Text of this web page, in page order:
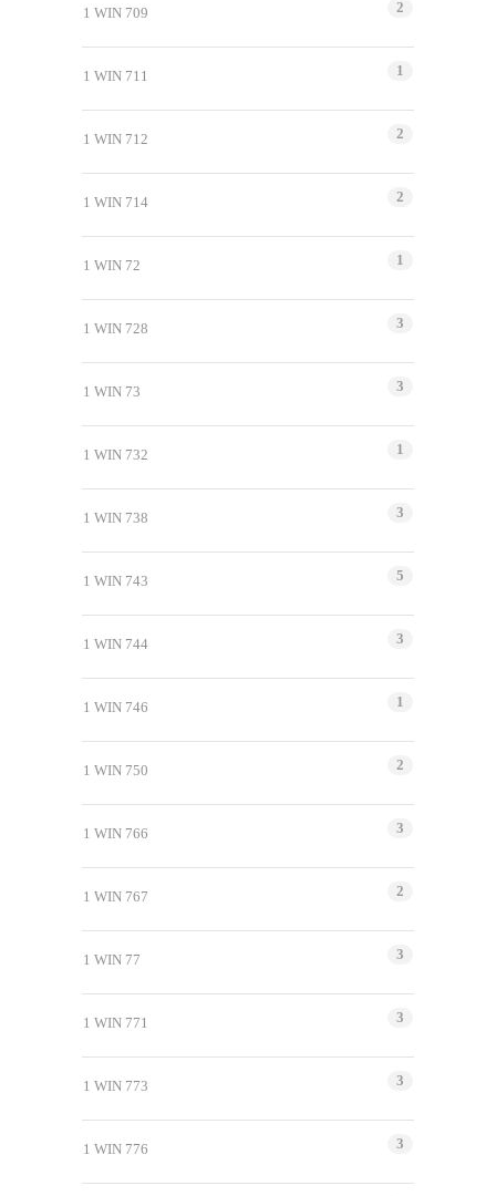
1 WIN 709 2
1 WIN 711 1
1 WIN 712 2
1 WIN 714 2
1 WIN 72 1
1 WIN 728 3
1 WIN 73 3
1 WIN 732 1
1 WIN 738 3
1 WIN 743 5
1 WIN 744 3
1 WIN 746 1
1 WIN 750 2
1 WIN 766 3
1 WIN 767 2
1 WIN 77 3
1 WIN 771 3
1 WIN 773 3
1 WIN 776 3